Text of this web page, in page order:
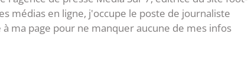
médias en ligne, j'occupe le poste de journaliste
ma page pour ne manquer aucune de mes infos